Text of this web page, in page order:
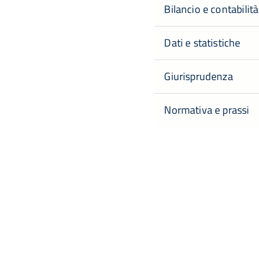
Bilancio e contabilità
Dati e statistiche
Giurisprudenza
Normativa e prassi